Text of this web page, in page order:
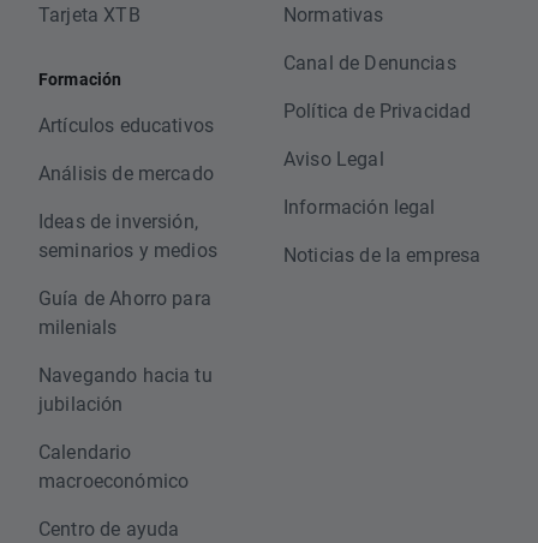
Tarjeta XTB
Formación
Artículos educativos
Análisis de mercado
Ideas de inversión,
seminarios y medios
Guía de Ahorro para
milenials
Navegando hacia tu
jubilación
Calendario
macroeconómico
Centro de ayuda
Normativas
Canal de Denuncias
Política de Privacidad
Aviso Legal
Información legal
Noticias de la empresa